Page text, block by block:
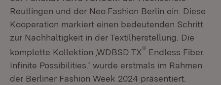
Reutlingen und der Neo.Fashion Berlin ein. Diese
Kooperation markiert einen bedeutenden Schritt
zur Nachhaltigkeit in der Textilherstellung. Die
komplette Kollektion ,WDBSD TX® Endless Fiber.
Infinite Possibilities.‘ wurde erstmals im Rahmen
der Berliner Fashion Week 2024 präsentiert.